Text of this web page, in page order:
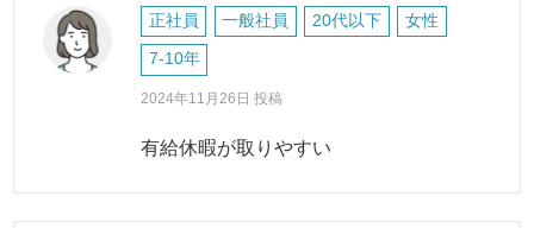
正社員 一般社員 20代以下 女性
7-10年
2024年11月26日 投稿
有給休暇が取りやすい